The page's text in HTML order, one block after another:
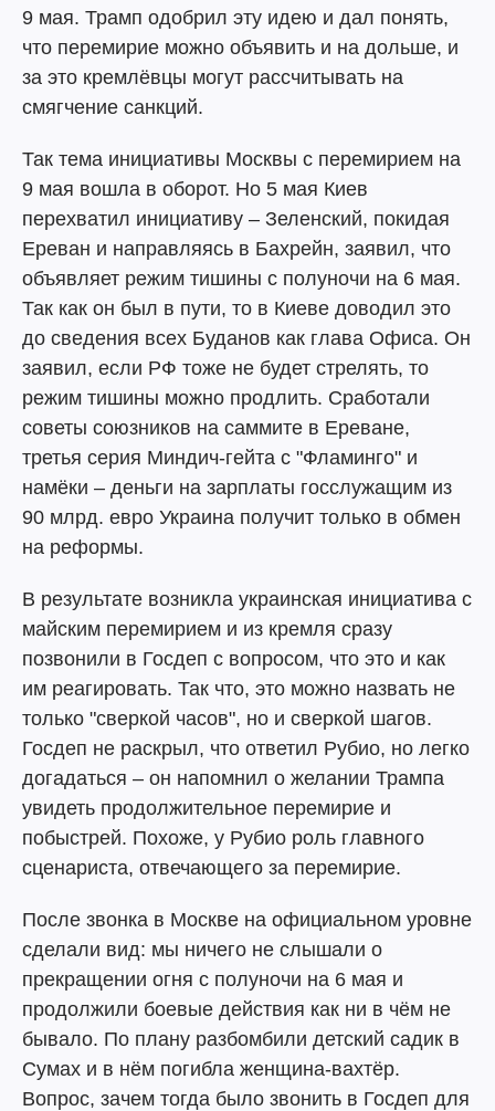
9 мая. Трамп одобрил эту идею и дал понять,
что перемирие можно объявить и на дольше, и
за это кремлёвцы могут рассчитывать на
смягчение санкций.
Так тема инициативы Москвы с перемирием на
9 мая вошла в оборот. Но 5 мая Киев
перехватил инициативу – Зеленский, покидая
Ереван и направляясь в Бахрейн, заявил, что
объявляет режим тишины с полуночи на 6 мая.
Так как он был в пути, то в Киеве доводил это
до сведения всех Буданов как глава Офиса. Он
заявил, если РФ тоже не будет стрелять, то
режим тишины можно продлить. Сработали
советы союзников на саммите в Ереване,
третья серия Миндич-гейта с "Фламинго" и
намёки – деньги на зарплаты госслужащим из
90 млрд. евро Украина получит только в обмен
на реформы.
В результате возникла украинская инициатива с
майским перемирием и из кремля сразу
позвонили в Госдеп с вопросом, что это и как
им реагировать. Так что, это можно назвать не
только "сверкой часов", но и сверкой шагов.
Госдеп не раскрыл, что ответил Рубио, но легко
догадаться – он напомнил о желании Трампа
увидеть продолжительное перемирие и
побыстрей. Похоже, у Рубио роль главного
сценариста, отвечающего за перемирие.
После звонка в Москве на официальном уровне
сделали вид: мы ничего не слышали о
прекращении огня с полуночи на 6 мая и
продолжили боевые действия как ни в чём не
бывало. По плану разбомбили детский садик в
Сумах и в нём погибла женщина-вахтёр.
Вопрос, зачем тогда было звонить в Госдеп для